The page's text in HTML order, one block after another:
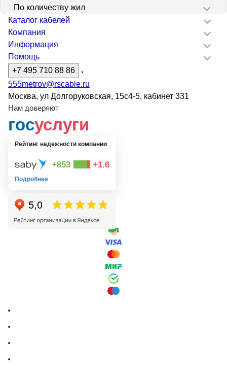
По количеству жил
Каталог кабелей
Компания
Информация
Помощь
+7 495 710 88 86
555metrov@rscable.ru
Москва, ул Долгоруковская, 15с4-5, кабинет 331
Нам доверяют
госуслуги
Рейтинг надежности компании
+853 +1.6
Подробнее